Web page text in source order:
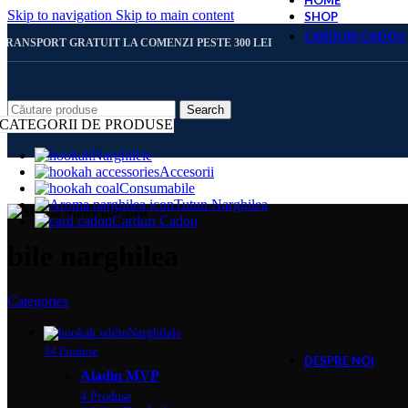
Skip to navigation Skip to main content
GRATUIT LA COMENZI PESTE 300 LEI
Search
CATEGORII DE PRODUSE
Narghilele
Accesorii
Consumabile
Tutun Narghilea
Carduri Cadou
SHOP
CARDURI CADOU
DESPRE NOI
Categories
Narghilele
34 Produse
Aladin MVP
4 Produse